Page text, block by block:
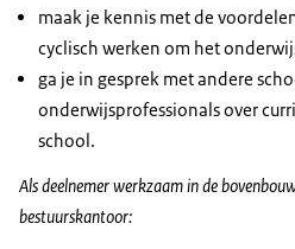
maak je kennis met de
cyclisch werken om het
ga je in gesprek met andere
onderwijsprofessionals over
school.
Als deelnemer werkzaam in de
bestuurskantoor: